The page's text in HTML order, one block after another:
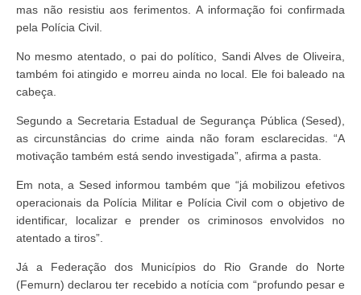
mas não resistiu aos ferimentos. A informação foi confirmada
pela Polícia Civil.
No mesmo atentado, o pai do político, Sandi Alves de Oliveira,
também foi atingido e morreu ainda no local. Ele foi baleado na
cabeça.
Segundo a Secretaria Estadual de Segurança Pública (Sesed),
as circunstâncias do crime ainda não foram esclarecidas. “A
motivação também está sendo investigada”, afirma a pasta.
Em nota, a Sesed informou também que “já mobilizou efetivos
operacionais da Polícia Militar e Polícia Civil com o objetivo de
identificar, localizar e prender os criminosos envolvidos no
atentado a tiros”.
Já a Federação dos Municípios do Rio Grande do Norte
(Femurn) declarou ter recebido a notícia com “profundo pesar e